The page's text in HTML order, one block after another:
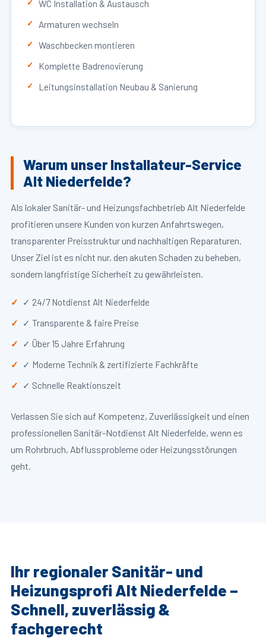
WC Installation & Austausch
Armaturen wechseln
Waschbecken montieren
Komplette Badrenovierung
Leitungsinstallation Neubau & Sanierung
Warum unser Installateur-Service
Alt Niederfelde?
Als lokaler Sanitär- und Heizungsfachbetrieb Alt Niederfelde
profitieren unsere Kunden von kurzen Anfahrtswegen,
transparenter Preisstruktur und nachhaltigen Reparaturen.
Unser Ziel ist es nicht nur, den akuten Schaden zu beheben,
sondern langfristige Sicherheit zu gewährleisten.
✓ 24/7 Notdienst Alt Niederfelde
✓ Transparente & faire Preise
✓ Über 15 Jahre Erfahrung
✓ Moderne Technik & zertifizierte Fachkräfte
✓ Schnelle Reaktionszeit
Verlassen Sie sich auf Kompetenz, Zuverlässigkeit und einen
professionellen Sanitär-Notdienst Alt Niederfelde, wenn es
um Rohrbruch, Abflussprobleme oder Heizungsstörungen
geht.
Ihr regionaler Sanitär- und
Heizungsprofi Alt Niederfelde –
Schnell, zuverlässig &
fachgerecht